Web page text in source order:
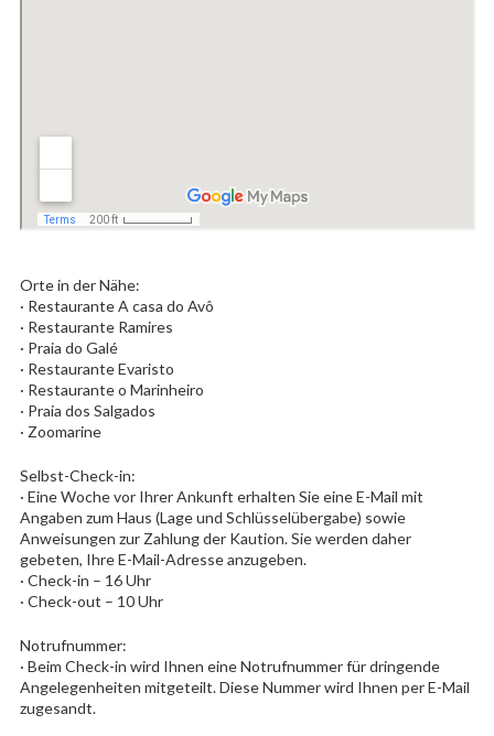
Orte in der Nähe:
· Restaurante A casa do Avô
· Restaurante Ramires
· Praia do Galé
· Restaurante Evaristo
· Restaurante o Marinheiro
· Praia dos Salgados
· Zoomarine
Selbst-Check-in:
· Eine Woche vor Ihrer Ankunft erhalten Sie eine E-Mail mit
Angaben zum Haus (Lage und Schlüsselübergabe) sowie
Anweisungen zur Zahlung der Kaution. Sie werden daher
gebeten, Ihre E-Mail-Adresse anzugeben.
· Check-in – 16 Uhr
· Check-out – 10 Uhr
Notrufnummer:
· Beim Check-in wird Ihnen eine Notrufnummer für dringende
Angelegenheiten mitgeteilt. Diese Nummer wird Ihnen per E-Mail
zugesandt.